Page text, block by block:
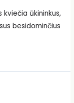
ūkininkus,
besidominčius